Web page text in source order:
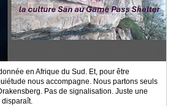
en Afrique du Sud. Et, pour être
nous accompagne. Nous partons seuls
Pas de signalisation. Juste une